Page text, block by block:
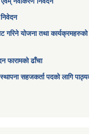
गरिने योजना तथा
फारामको ढाँचा
सहजकर्ता पदको लागि